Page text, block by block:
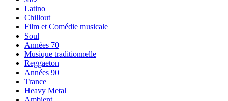
Latino
Chillout
Film et Comédie musicale
Soul
Années 70
Musique traditionnelle
Reggaeton
Années 90
Trance
Heavy Metal